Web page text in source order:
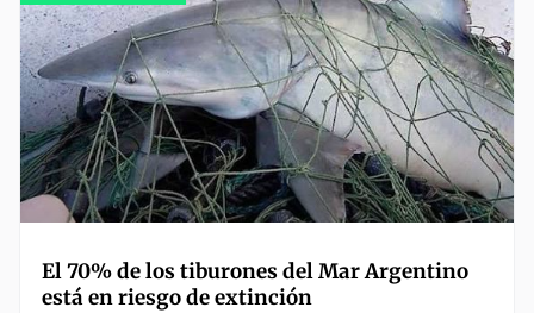
El 70% de los tiburones del Mar Argentino
está en riesgo de extinción